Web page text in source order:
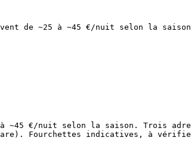
de ~25 à ~45 €/nuit selon la
~45 €/nuit selon la saison. Trois
Fourchettes indicatives, à